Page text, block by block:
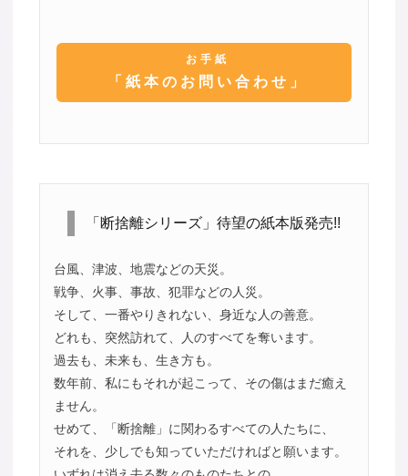
お手紙
「紙本のお問い合わせ」
「断捨離シリーズ」待望の紙本版発売!!
台風、津波、地震などの天災。
戦争、火事、事故、犯罪などの人災。
そして、一番やりきれない、身近な人の善意。
どれも、突然訪れて、人のすべてを奪います。
過去も、未来も、生き方も。
数年前、私にもそれが起こって、その傷はまだ癒え
ません。
せめて、「断捨離」に関わるすべての人たちに、
それを、少しでも知っていただければと願います。